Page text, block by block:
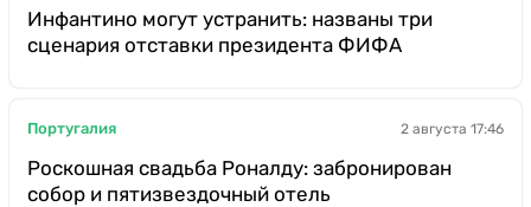
Инфантино могут устранить: названы три
сценария отставки президента ФИФА
Португалия 2 августа 17:46
Роскошная свадьба Роналду: забронирован
собор и пятизвездочный отель